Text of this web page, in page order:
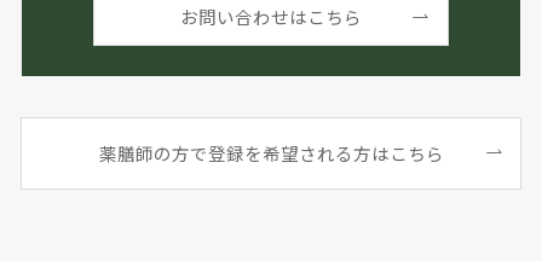
お問い合わせはこちら
薬膳師の方で登録を希望される方はこちら